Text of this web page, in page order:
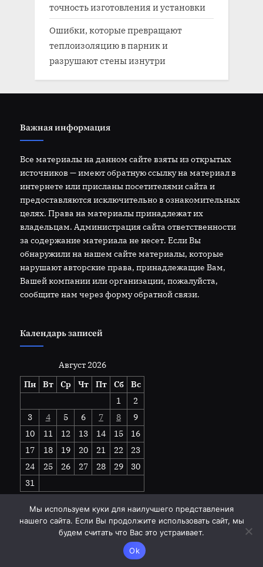
точность изготовления и установки
Ошибки, которые превращают
теплоизоляцию в парник и
разрушают стены изнутри
Важная информация
Все материалы на данном сайте взяты из открытых
источников — имеют обратную ссылку на материал в
интернете или присланы посетителями сайта и
предоставляются исключительно в ознакомительных
целях. Права на материалы принадлежат их
владельцам. Администрация сайта ответственности
за содержание материала не несет. Если Вы
обнаружили на нашем сайте материалы, которые
нарушают авторские права, принадлежащие Вам,
Вашей компании или организации, пожалуйста,
сообщите нам через форму обратной связи.
Календарь записей
Август 2026
Пн
Вт Ср Чт Пт Сб
Вс
1
2
3
4 5 6 7 8
9
10
11 12 13 14 15
16
17
18 19 20 21 22
23
24
25 26 27 28 29
30
31
Copyright © 2026 goodhandwork.ru.
Тема PressBook Grid Blogs
Мы используем куки для наилучшего представления
нашего сайта. Если Вы продолжите использовать сайт, мы
будем считать что Вас это устраивает.
Ok